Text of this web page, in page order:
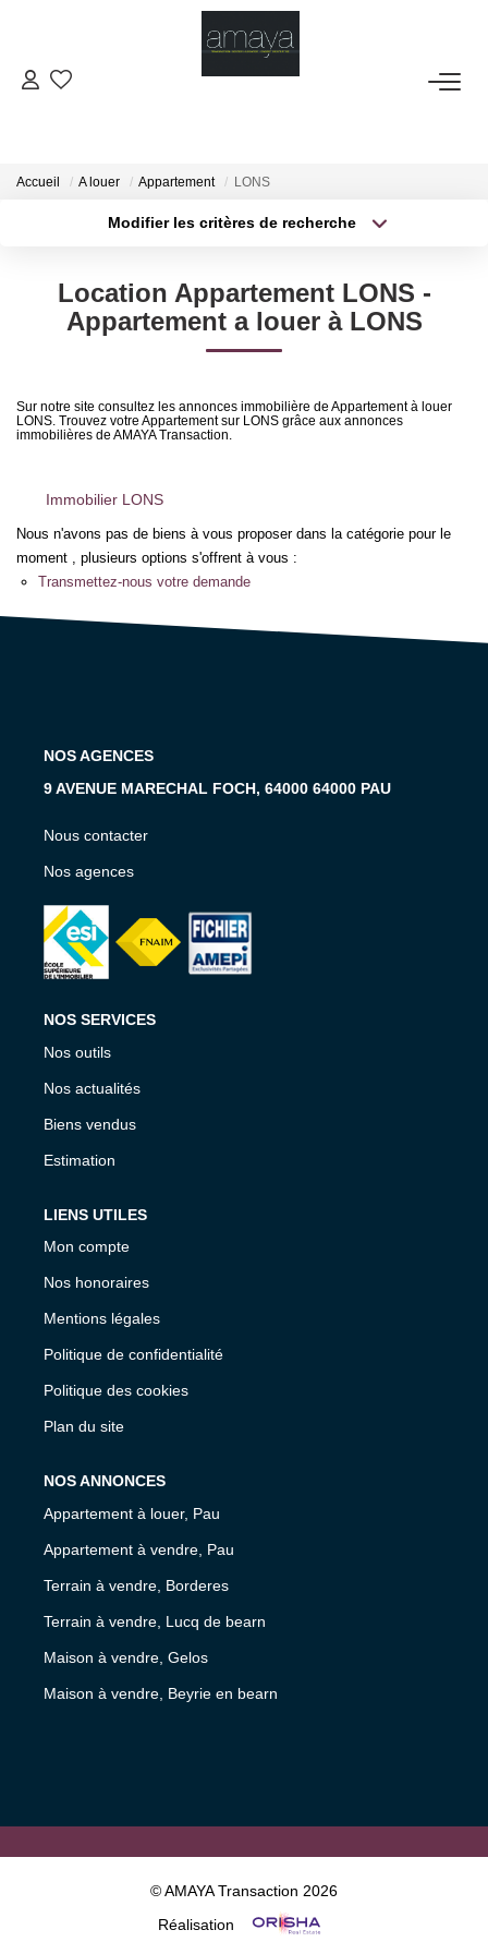
GESTION
NOS AGENCES
Notre Expertise
Nos Partenaires
ACTUALITÉS
Accueil A louer Appartement LONS
Modifier les critères de recherche
Sélectionnez...
Type de bien
Surface min
Créer une alerte
Location Appartement LONS -
Appartement a louer à LONS
Sur notre site consultez les annonces immobilière de Appartement à louer
LONS. Trouvez votre Appartement sur LONS grâce aux annonces
immobilières de AMAYA Transaction.
Immobilier LONS
Nous n'avons pas de biens à vous proposer dans la catégorie pour le
moment , plusieurs options s'offrent à vous :
Transmettez-nous votre demande
NOS AGENCES
9 AVENUE MARECHAL FOCH, 64000 64000 PAU
Nous contacter
Nos agences
NOS SERVICES
Nos outils
Nos actualités
Biens vendus
Estimation
LIENS UTILES
Mon compte
Nos honoraires
Mentions légales
Politique de confidentialité
Politique des cookies
Plan du site
NOS ANNONCES
Appartement à louer, Pau
Appartement à vendre, Pau
Terrain à vendre, Borderes
Terrain à vendre, Lucq de bearn
Maison à vendre, Gelos
Maison à vendre, Beyrie en bearn
© AMAYA Transaction 2026
Réalisation